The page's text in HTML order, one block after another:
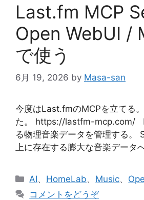
Last.fm MCP
Open WebUI /
で使う
6月 19, 2026 by Masa-san
今度はLast.fmのMCPを立てる
た。 https://lastfm-mcp.com/
る物理音楽データを管理する。
上に存在する膨大な音楽データ
カ
テ
AI、 HomeLab、 Music、
コメントをどうぞ